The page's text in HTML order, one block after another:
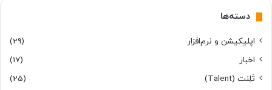
دسته‌ها
اپلیکیشن و نرم‌افزار
(29)
اخبار
(17)
تَلِنت (Talent)
(25)